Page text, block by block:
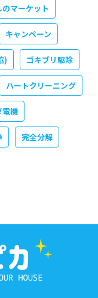
のマーケット
キャンペーン
) ゴキブリ駆除
ハートクリーニング
電機
完全分解